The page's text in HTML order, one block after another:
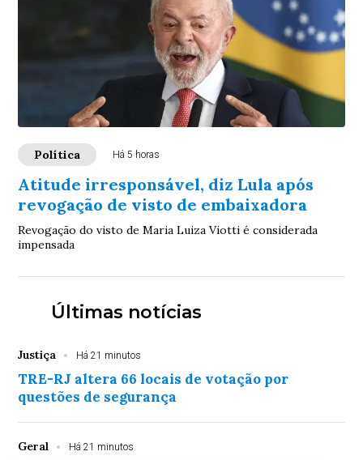
Política Há 5 horas
Atitude irresponsável, diz Lula após
revogação de visto de embaixadora
Revogação do visto de Maria Luiza Viotti é considerada
impensada
Últimas notícias
Justiça Há 21 minutos
TRE-RJ altera 66 locais de votação por
questões de segurança
Geral Há 21 minutos